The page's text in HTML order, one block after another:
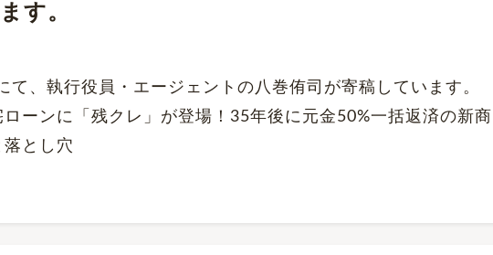
す。
て、執行役員・エージェントの八巻侑司が寄稿しています。
ローンに「残クレ」が登場！35年後に元金50%一括返済の新商
とし穴